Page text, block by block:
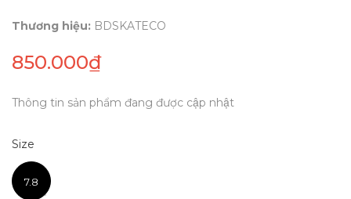
Thương hiệu: BDSKATECO
850.000₫
Thông tin sản phẩm đang được cập nhật
Size
7.8